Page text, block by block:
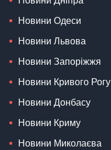
Новини Одеси
Новини Львова
Новини Запоріжжя
Новини Кривого Рогу
Новини Донбасу
Новини Криму
Новини Миколаєва